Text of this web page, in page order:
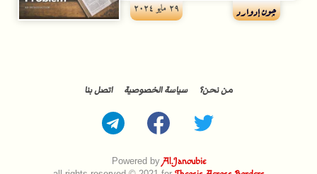
چون إدوارد ۲۹ مايو ۲۰۲٤
Powered byAl.Janoubie
من نحن؟ سياسة الخصوصية اتصل بنا